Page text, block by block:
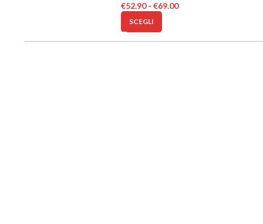
€52.90 - €69.00
SCEGLI